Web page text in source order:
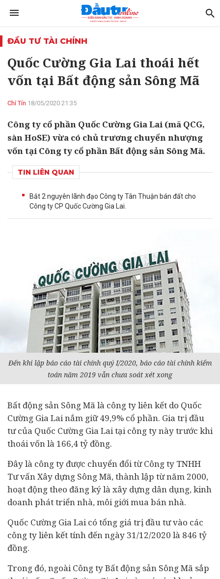
ĐẦU TƯ TÀI CHÍNH
Quốc Cường Gia Lai thoái hết
vốn tại Bất động sản Sông Mã
Chí Tín 18/05/2020 21:35
Công ty cổ phần Quốc Cường Gia Lai (mã QCG,
sàn HoSE) vừa có chủ trương chuyển nhượng
vốn tại Công ty cổ phần Bất động sản Sông Mã.
TIN LIÊN QUAN
Bắt 2 nguyên lãnh đạo Công ty Tân Thuận bán đất cho
Công ty CP Quốc Cường Gia Lai.
Đến khi lập báo cáo tài chínhquý I/2020, báo cáo tài chính kiểm
toán năm 2019 vẫn chưa soát xét xong
Bất động sản Sông Mã là công ty liên kết do Quốc
Cường Gia Lai nắm giữ 49,9% cổ phần. Gia trịđầu
tưcủa Quốc Cường Gia Lai tại công ty này trước khi
thoái vốn là 166,4 tỷ đồng.
Đây là công ty được chuyển đổi từ Công ty TNHH
Tư vấn Xây dựng Sông Mã, thành lập từ năm 2000,
hoạt động theo đăng ký là xây dựng dân dụng, kinh
doanh phát triển nhà, môi giới mua bán nhà.
Quốc Cường Gia Lai có tổng giá trị đầu tư vào các
công ty liên kết tính đến ngày 31/12/2020 là 846 tỷ
đồng.
Trong đó, ngoài Công ty Bất động sản Sông Mã sắp